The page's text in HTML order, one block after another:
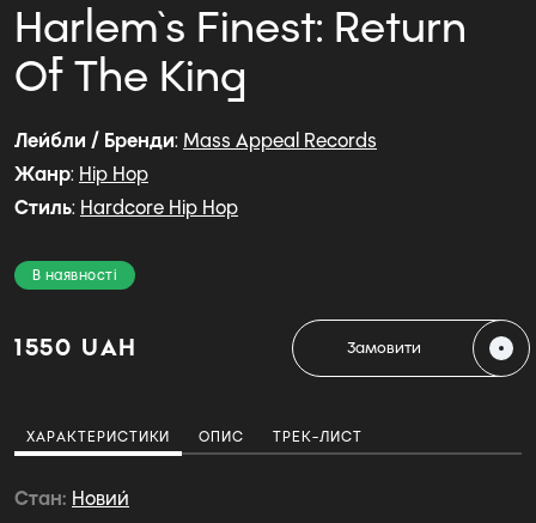
Harlem`s Finest: Return
Of The King
Лейбли / Бренди: Mass Appeal Records
Жанр: Hip Hop
Стиль: Hardcore Hip Hop
В наявності
1550 UAH Замовити
ХАРАКТЕРИСТИКИ ОПИС ТРЕК-ЛИСТ
Стан Новий